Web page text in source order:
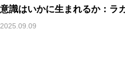
意識はいかに生まれるか：ラ
2025.09.09